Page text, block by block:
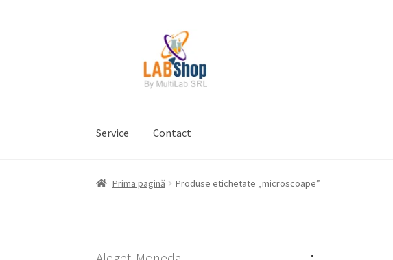
Service Contact
Prima pagină Contul meu Coș Plată Request a Quote
Prima pagină Produse etichetate „microscoape”